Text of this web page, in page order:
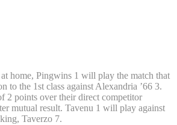
home, Pingwins 1 will play the match that
to the 1st class against Alexandria ’66 3.
2 points over their direct competitor
mutual result. Tavenu 1 will play against
Taverzo 7.